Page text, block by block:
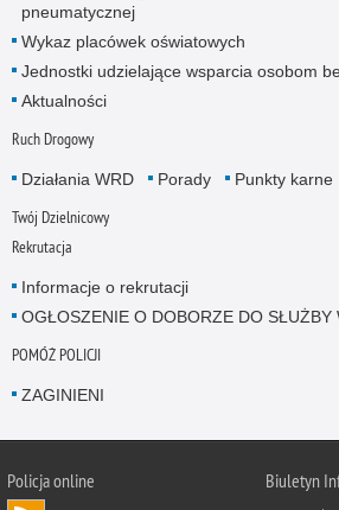
pneumatycznej
Wykaz placówek oświatowych
Jednostki udzielające wsparcia osobom
Aktualności
Ruch Drogowy
Działania WRD Porady Punkty karne
Twój Dzielnicowy
Rekrutacja
Informacje o rekrutacji
OGŁOSZENIE O DOBORZE DO SŁUŻBY
POMÓŻ POLICJI
ZAGINIENI
Policja online Biuletyn